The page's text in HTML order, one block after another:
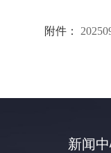
附件：
新闻